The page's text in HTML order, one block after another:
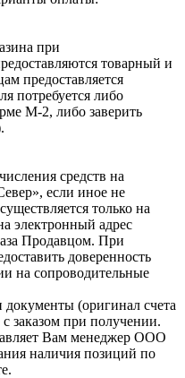
при
товарный и
предоставляется
потребуется либо
М-2, либо заверить
средств на
если иное не
только на
электронный адрес
Продавцом. При
доверенность
на сопроводительные
(оригинал счета
заказом при получении.
Вам менеджер ООО
наличия позиций по